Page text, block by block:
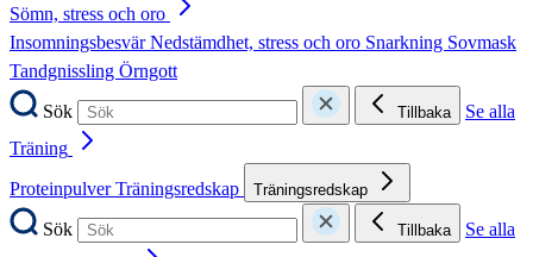
Sömn, stress och oro
InsomningsbesvärNedstämdhet, stress och oro Snarkning Sovmask
Tandgnissling Örngott
Sök
Tillbaka
Se alla
Träning
ProteinpulverTräningsredskap Träningsredskap
Sök Tillbaka
Se alla